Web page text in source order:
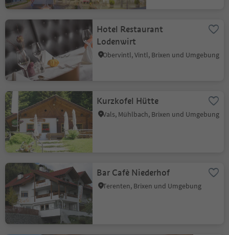
Hotel Restaurant
Lodenwirt
Obervintl, Vintl, Brixen und Umgebung
Kurzkofel Hütte
Vals, Mühlbach, Brixen und Umgebung
Bar Cafè Niederhof
Terenten, Brixen und Umgebung